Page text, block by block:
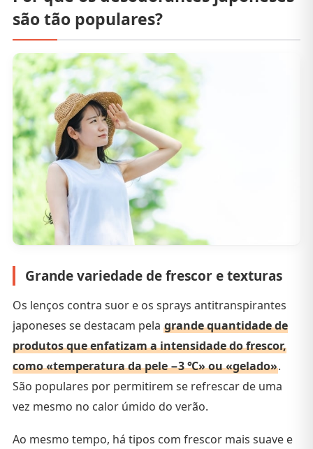
são tão populares?
Grande variedade de frescor e texturas
Os lenços contra suor e os sprays antitranspirantes
japoneses se destacam pela grande quantidade de
produtos que enfatizam a intensidade do frescor,
como «temperatura da pele −3 ℃» ou «gelado».
São populares por permitirem se refrescar de uma
vez mesmo no calor úmido do verão.
Ao mesmo tempo, há tipos com frescor mais suave e